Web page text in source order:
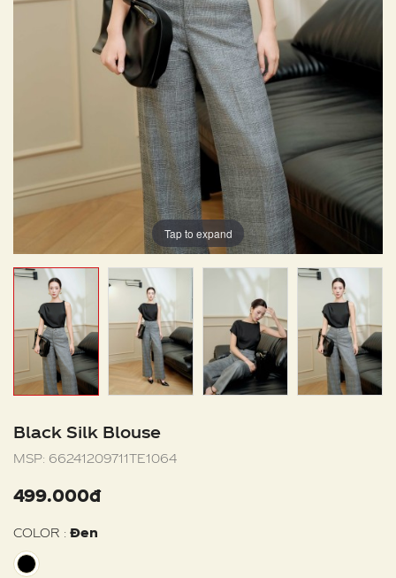
Tap to expand
Black Silk Blouse
MSP: 66241209711TE1064
499.000đ
COLOR : Đen